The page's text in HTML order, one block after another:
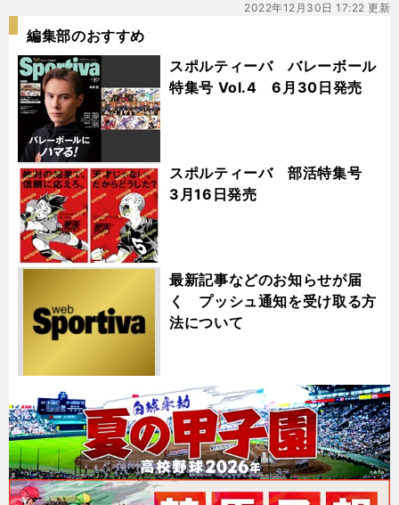
2022年12月30日 17:22 更新
編集部のおすすめ
スポルティーバ バレーボール
特集号 Vol.4 6月30日発売
スポルティーバ 部活特集号
3月16日発売
最新記事などのお知らせが届
く プッシュ通知を受け取る方
法について